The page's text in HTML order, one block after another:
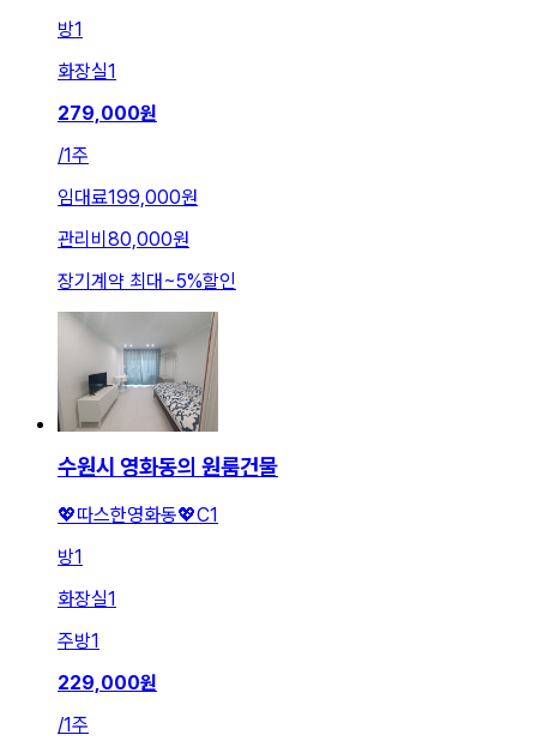
방1
화장실1
279,000원
/1주
임대료199,000원
관리비 80,000원
장기계약 최대~5%할인
수원시 영화동의 원룸건물
💖따스한영화동💖C1
방1
화장실1
주방1
229,000원
/1주